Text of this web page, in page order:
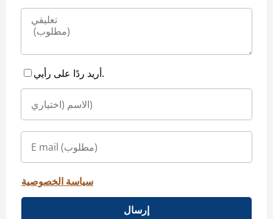
أريد ردًا على رأيي.
سياسة الخصوصية
إرسال